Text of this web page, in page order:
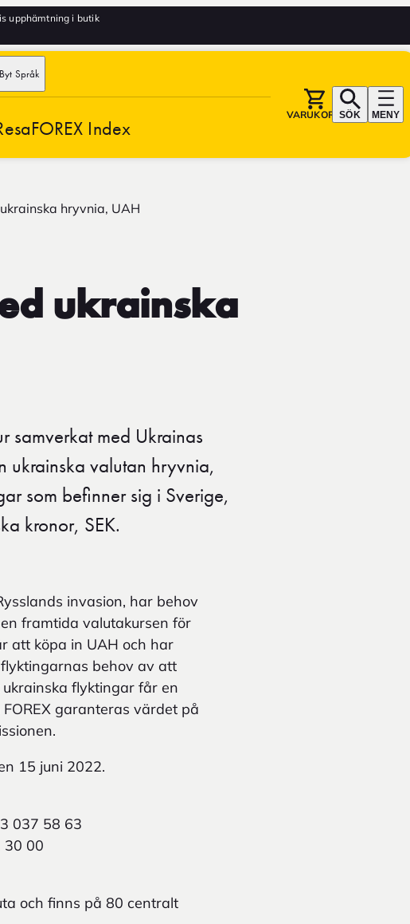
upphämtning i butik
Byt Språk
FOREX Index
VARUKORGSÖK MENY
hryvnia, UAH
ukrainska
samverkat med Ukrainas
ukrainska valutan hryvnia,
som befinner sig i Sverige,
kronor, SEK.
invasion, har behov
framtida valutakursen för
att köpa in UAH och har
behov av att
flyktingar får en
garanteras värdet på
15 juni 2022.
037 58 63
30 00
och finns på 80 centralt